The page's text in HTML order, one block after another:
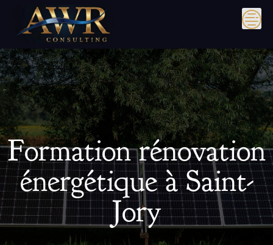
content
Formation rénovation
énergétique à Saint-
Jory